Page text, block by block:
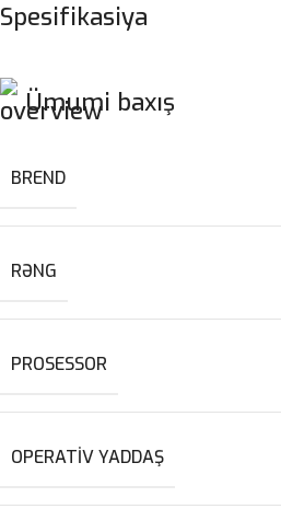
Spesifikasiya
Ümumi baxış
BREND
RƏNG
PROSESSOR
OPERATIV YADDAŞ